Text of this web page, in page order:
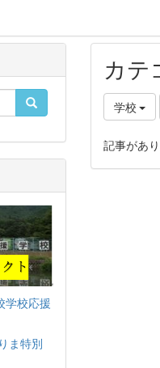
カテ
学校
記事があり
学校応援
ま特別